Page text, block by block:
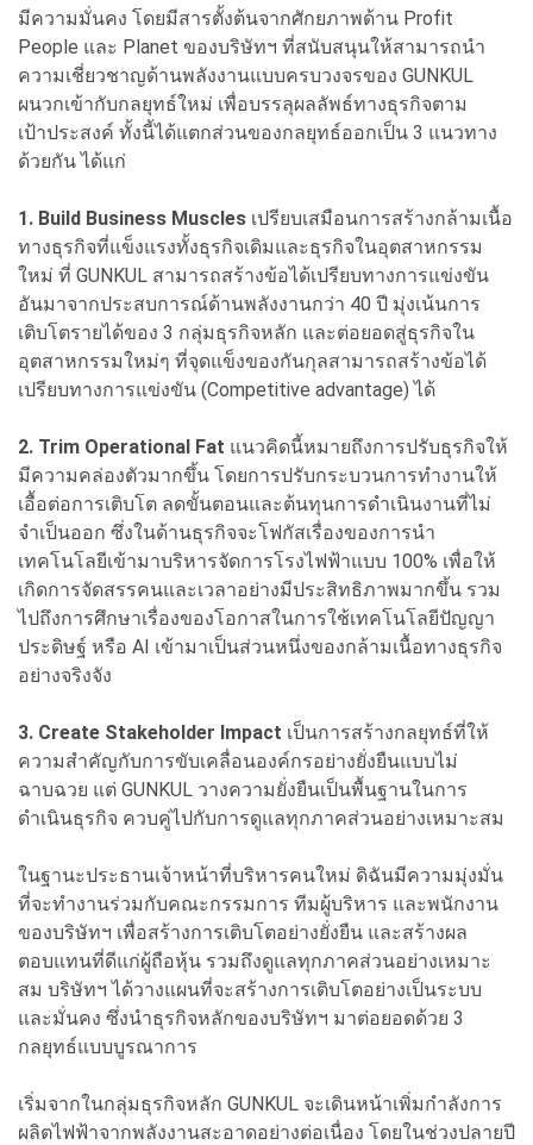
มีความมั่นคง โดยมีสารตั้งต้นจากศักยภาพด้าน Profit
People และ Planet ของบริษัทฯ ที่สนับสนุนให้สามารถนำ
ความเชี่ยวชาญด้านพลังงานแบบครบวงจรของ GUNKUL
ผนวกเข้ากับกลยุทธ์ใหม่ เพื่อบรรลุผลลัพธ์ทางธุรกิจตาม
เป้าประสงค์ ทั้งนี้ได้แตกส่วนของกลยุทธ์ออกเป็น 3 แนวทาง
ด้วยกัน ได้แก่
1. Build Business Muscles เปรียบเสมือนการสร้างกล้ามเนื้อ
ทางธุรกิจที่แข็งแรงทั้งธุรกิจเดิมและธุรกิจในอุตสาหกรรม
ใหม่ ที่ GUNKUL สามารถสร้างข้อได้เปรียบทางการแข่งขัน
อันมาจากประสบการณ์ด้านพลังงานกว่า 40 ปี มุ่งเน้นการ
เติบโตรายได้ของ 3 กลุ่มธุรกิจหลัก และต่อยอดสู่ธุรกิจใน
อุตสาหกรรมใหม่ๆ ที่จุดแข็งของกันกุลสามารถสร้างข้อได้
เปรียบทางการแข่งขัน (Competitive advantage) ได้
2. Trim Operational Fat แนวคิดนี้หมายถึงการปรับธุรกิจให้
มีความคล่องตัวมากขึ้น โดยการปรับกระบวนการทำงานให้
เอื้อต่อการเติบโต ลดขั้นตอนและต้นทุนการดำเนินงานที่ไม่
จำเป็นออก ซึ่งในด้านธุรกิจจะโฟกัสเรื่องของการนำ
เทคโนโลยีเข้ามาบริหารจัดการโรงไฟฟ้าแบบ 100% เพื่อให้
เกิดการจัดสรรคนและเวลาอย่างมีประสิทธิภาพมากขึ้น รวม
ไปถึงการศึกษาเรื่องของโอกาสในการใช้เทคโนโลยีปัญญา
ประดิษฐ์ หรือ AI เข้ามาเป็นส่วนหนึ่งของกล้ามเนื้อทางธุรกิจ
อย่างจริงจัง
3. Create Stakeholder Impact เป็นการสร้างกลยุทธ์ที่ให้
ความสำคัญกับการขับเคลื่อนองค์กรอย่างยั่งยืนแบบไม่
ฉาบฉวย แต่ GUNKUL วางความยั่งยืนเป็นพื้นฐานในการ
ดำเนินธุรกิจ ควบคู่ไปกับการดูแลทุกภาคส่วนอย่างเหมาะสม
ในฐานะประธานเจ้าหน้าที่บริหารคนใหม่ ดิฉันมีความมุ่งมั่น
ที่จะทำงานร่วมกับคณะกรรมการ ทีมผู้บริหาร และพนักงาน
ของบริษัทฯ เพื่อสร้างการเติบโตอย่างยั่งยืน และสร้างผล
ตอบแทนที่ดีแก่ผู้ถือหุ้น รวมถึงดูแลทุกภาคส่วนอย่างเหมาะ
สม บริษัทฯ ได้วางแผนที่จะสร้างการเติบโตอย่างเป็นระบบ
และมั่นคง ซึ่งนำธุรกิจหลักของบริษัทฯ มาต่อยอดด้วย 3
กลยุทธ์แบบบูรณาการ
เริ่มจากในกลุ่มธุรกิจหลัก GUNKUL จะเดินหน้าเพิ่มกำลังการ
ผลิตไฟฟ้าจากพลังงานสะอาดอย่างต่อเนื่อง โดยในช่วงปลายปี